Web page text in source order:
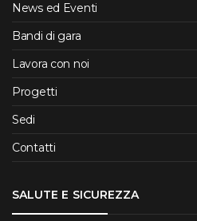
News ed Eventi
Bandi di gara
Lavora con noi
Progetti
Sedi
Contatti
SALUTE E SICUREZZA